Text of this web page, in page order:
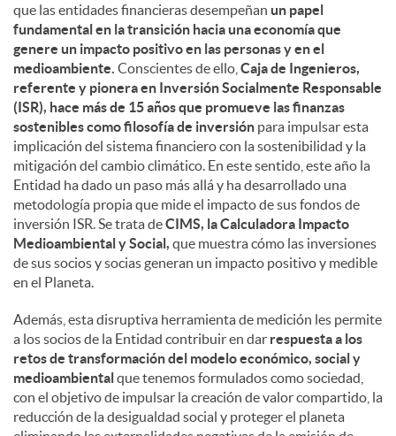
que las entidades financieras desempeñan un papel
fundamental en la transición hacia una economía que
genere un impacto positivo en las personas y en el
medioambiente. Conscientes de ello, Caja de Ingenieros,
referente y pionera en Inversión Socialmente Responsable
(ISR), hace más de 15 años que promueve las finanzas
sostenibles como filosofía de inversión para impulsar esta
implicación del sistema financiero con la sostenibilidad y la
mitigación del cambio climático. En este sentido, este año la
Entidad ha dado un paso más allá y ha desarrollado una
metodología propia que mide el impacto de sus fondos de
inversión ISR. Se trata deCIMS, la Calculadora Impacto
Medioambiental y Social, que muestra cómo las inversiones
de sus socios y socias generan un impacto positivo y medible
en el Planeta.
Además, esta disruptiva herramienta de medición les permite
a los socios de la Entidad contribuir en dar respuesta a los
retos de transformación del modelo económico, social y
medioambiental que tenemos formulados como sociedad,
con el objetivo de impulsar la creación de valor compartido, la
reducción de la desigualdad social y proteger el planeta